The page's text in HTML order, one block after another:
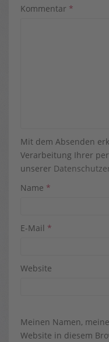
Kommentar *
Mit dem Absenden
Verarbeitung Ihrer
unserer
Name *
E-Mail *
Website
Meinen Namen,
Website in diesem